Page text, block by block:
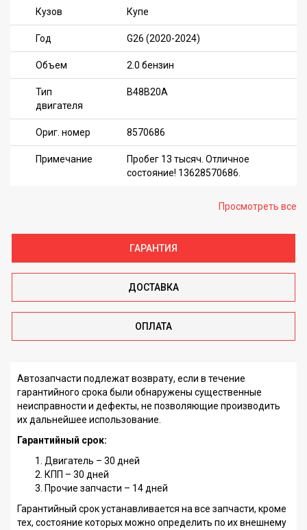
Кузов Купе
Год G26 (2020-2024)
Объем 2.0 бензин
Тип
двигателя
B48B20A
Ориг. номер 8570686
Примечание
Пробег 13 тысяч. Отличное
состояние! 13628570686.
Просмотреть все
ГАРАНТИЯ
ДОСТАВКА
ОПЛАТА
Автозапчасти подлежат возврату, если в течение
гарантийного срока были обнаружены существенные
неисправности и дефекты, не позволяющие производить
их дальнейшее использование.
Гарантийный срок:
Двигатель – 30 дней
КПП – 30 дней
Прочие запчасти – 14 дней
Гарантийный срок устанавливается на все запчасти, кроме
тех, состояние которых можно определить по их внешнему